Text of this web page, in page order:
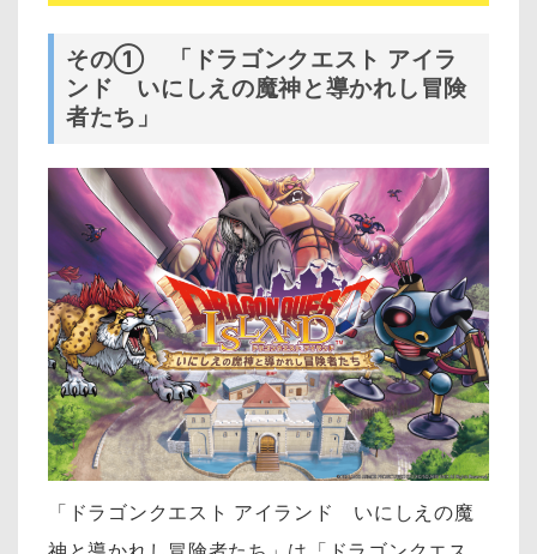
その① 「ドラゴンクエスト アイラ
ンド いにしえの魔神と導かれし冒険
者たち」
「ドラゴンクエスト アイランド いにしえの魔